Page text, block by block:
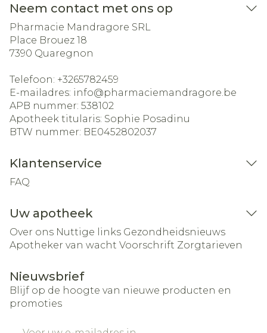
Neem contact met ons op
Pharmacie Mandragore SRL
Place Brouez 18
7390 Quaregnon
Telefoon: +3265782459
E-mailadres: info@pharmaciemandragore.be
APB nummer: 538102
Apotheek titularis: Sophie Posadinu
BTW nummer: BE0452802037
Klantenservice
FAQ
Uw apotheek
Over ons Nuttige links Gezondheidsnieuws
Apotheker van wacht Voorschrift Zorgtarieven
Nieuwsbrief
Blijf op de hoogte van nieuwe producten en
promoties